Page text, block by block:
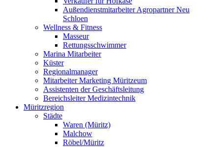
Außendienstmitarbeiter Agropartner Neu
Schloen
Wellness & Fitness
Masseur
Rettungsschwimmer
Marina Mitarbeiter
Küster
Regionalmanager
Mitarbeiter Marketing Müritzeum
Assistenten der Geschäftsleitung
Bereichsleiter Medizintechnik
Müritzregion
Städte
Waren (Müritz)
Malchow
Röbel/Müritz